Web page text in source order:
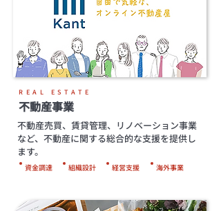
不動産売買、賃貸管理、リノベーション事業
など、不動産に関する総合的な支援を提供し
ます。
REAL ESTATE
不動産事業
資金調達 組織設計 経営支援 海外事業